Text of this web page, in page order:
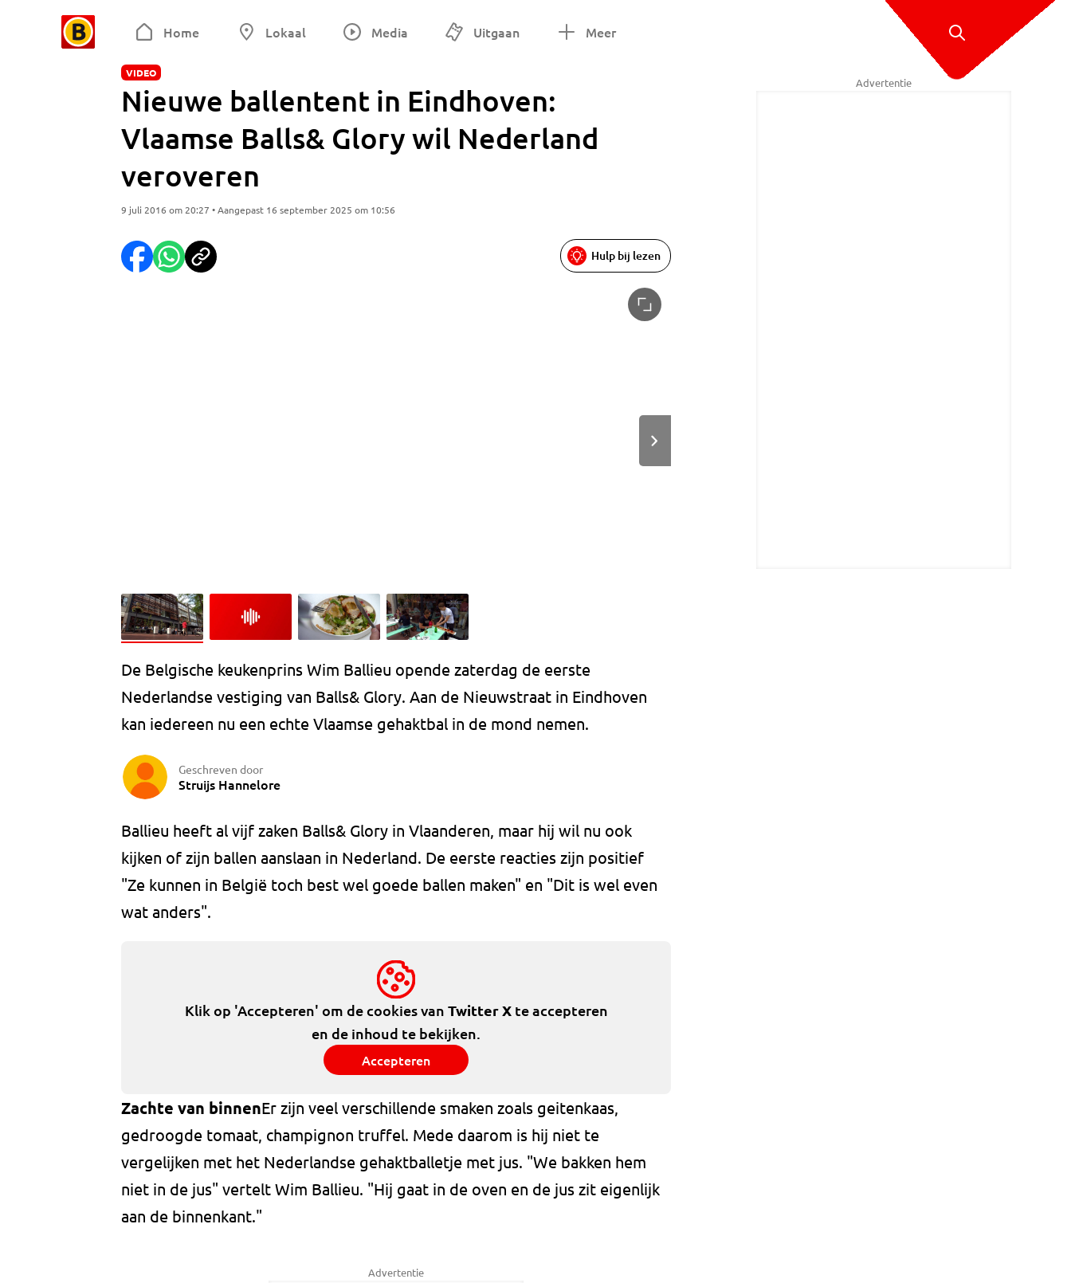
Home Lokaal Media Uitgaan Meer
VIDEO
Nieuwe ballentent in Eindhoven:
Vlaamse Balls& Glory wil Nederland
veroveren
9 juli 2016 om 20:27 • Aangepast 16 september 2025 om 10:56
Hulp bij lezen
De Belgische keukenprins Wim Ballieu opende zaterdag de eerste
Nederlandse vestiging van Balls& Glory. Aan de Nieuwstraat in Eindhoven
kan iedereen nu een echte Vlaamse gehaktbal in de mond nemen.
Geschreven door
Struijs Hannelore
Ballieu heeft al vijf zaken Balls& Glory in Vlaanderen, maar hij wil nu ook
kijken of zijn ballen aanslaan in Nederland. De eerste reacties zijn positief
"Ze kunnen in België toch best wel goede ballen maken" en "Dit is wel even
wat anders".
Klik op 'Accepteren' om de cookies van Twitter Xte accepteren
en de inhoud te bekijken.
Accepteren
Zachte van binnenEr zijn veel verschillende smaken zoals geitenkaas,
gedroogde tomaat, champignon truffel. Mede daarom is hij niet te
vergelijken met het Nederlandse gehaktballetje met jus. "We bakken hem
niet in de jus" vertelt Wim Ballieu. "Hij gaat in de oven en de jus zit eigenlijk
aan de binnenkant."
Advertentie
Advertentie